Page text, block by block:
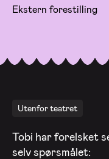
Ekstern forestilling
Utenfor teatret
Tobi har forelsket
selv spørsmålet: